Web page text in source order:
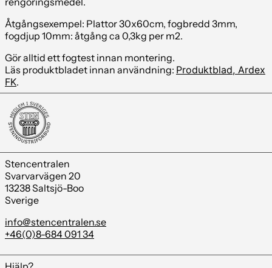
Åtgångsexempel: Plattor 30x60cm, fogbredd 3mm,
fogdjup 10mm: åtgång ca 0,3kg per m2.
Gör alltid ett fogtest innan montering.
Läs produktbladet innan användning: Produktblad, Ardex
FK.
Stencentralen
Svarvarvägen 20
13238 Saltsjö-Boo
Sverige
info@stencentralen.se
+46(0)8-684 091 34